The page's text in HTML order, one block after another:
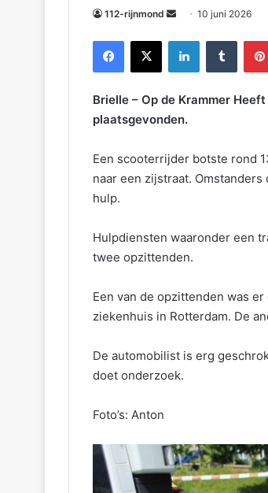
112-rijnmond 10 juni 2026
Facebook
X LinkedInTumblr
Brielle – Op de Krammer
plaatsgevonden.
Een scooterrijder botste rond
naar een zijstraat.
hulp.
Hulpdiensten waaronder een
twee opzittenden.
Een van de opzittenden was
ziekenhuis in Rotterdam. De
De automobilist is erg
doet onderzoek.
Foto’s: Anton